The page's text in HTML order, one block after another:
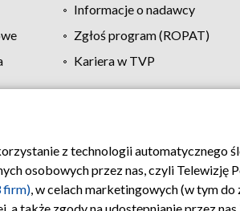
Informacje o nadawcy
Zgłoś program (ROPAT)
Kariera w TVP
prywatności Moje zgody Pomoc
z technologii automatycznego
osobowych przez nas, czyli Telewizję
firm), w celach marketingowych (w tym